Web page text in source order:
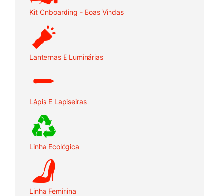
Kit Onboarding - Boas Vindas
Lanternas E Luminárias
Lápis E Lapiseiras
Linha Ecológica
Linha Feminina